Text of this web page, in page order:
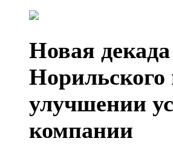
Новая
улучшении
компании